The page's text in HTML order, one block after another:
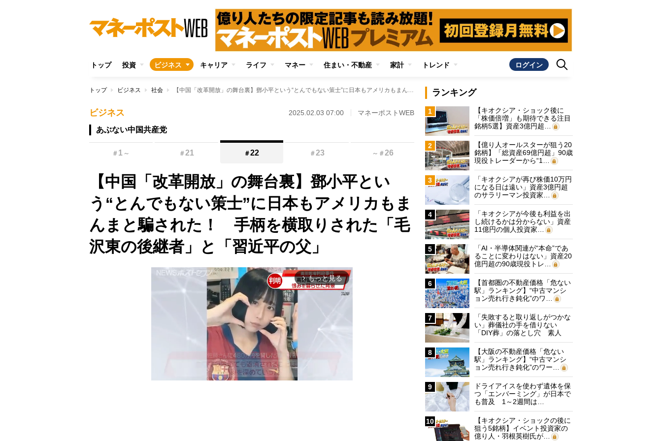
トップ 投資 ビジネス キャリア ライフ マネー 住まい・不動産 家計 トレンド ログイン
トップ ビジネス 社会 【中国「改革開放」の舞台裏】鄧小平という“とんでもない策士”に日本もアメリカもまんまと騙された！ 手柄を横取りされた「毛沢東の後継者」と「習近平の父」
ビジネス 2025.02.03 07:00 マネーポストWEB
あぶない中国共産党
＃ 1 ～ ＃21 ＃22 ＃23 ～ ＃26
【中国「改革開放」の舞台裏】鄧小平とい
う“とんでもない策士”に日本もアメリカもま
んまと騙された！ 手柄を横取りされた「毛
沢東の後継者」と「習近平の父」
arrow_forward_ios もっと見る
ランキング
1
【キオクシア・ショック後に
「株価倍増」も期待できる注目
銘柄5選】資産3億円超…
2
【億り人オールスターが狙う20
銘柄】「総資産69億円超」90歳
現役トレーダーから“1…
3
「キオクシアが再び株価10万円
になる日は遠い」資産3億円超
のサラリーマン投資家…
4
「キオクシアが今後も利益を出
し続けるかは分からない」資産
11億円の個人投資家…
5
「AI・半導体関連が“本命”であ
ることに変わりはない」資産20
億円超の90歳現役トレ…
6
【首都圏の不動産価格「危ない
駅」ランキング】“中古マンシ
ョン売れ行き鈍化”のワ…
7
「失敗すると取り返しがつかな
い」葬儀社の手を借りない
「DIY葬」の落とし穴 素人
に…
8
【大阪の不動産価格「危ない
駅」ランキング】“中古マンシ
ョン売れ行き鈍化”のワー…
9
ドライアイスを使わず遺体を保
つ「エンバーミング」が日本で
も普及 1～2週間は…
10
【キオクシア・ショックの後に
狙う5銘柄】イベント投資家の
億り人・羽根英樹氏が…